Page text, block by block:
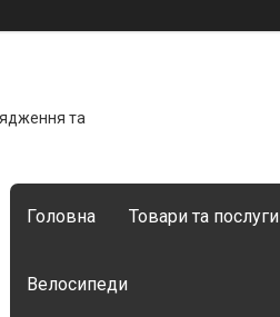
та
Головна Товари та послуги
Велосипеди